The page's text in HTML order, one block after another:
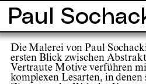
Info Touren Orte
Paul
Die Malerei von Paul
ersten Blick zwischen
Vertraute Motive verführen
komplexen Lesarten, in denen